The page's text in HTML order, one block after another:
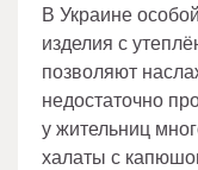
В Украине
изделия с
позволяют
недостаточно
у жительниц
халаты с